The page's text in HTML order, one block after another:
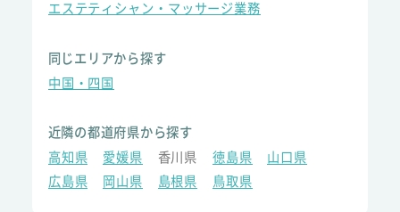
エステティシャン・マッサージ業務
同じエリアから探す
中国・四国
近隣の都道府県から探す
高知県
愛媛県 香川県 徳島県
山口県
広島県
岡山県 島根県 鳥取県